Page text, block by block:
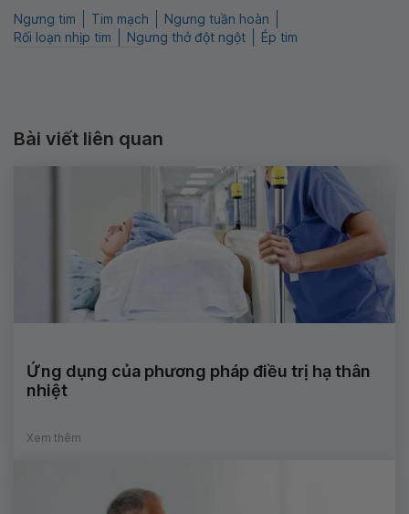
Ngưng tim Tim mạch
Ngưng tuần hoàn
Rối loạn nhịp tim
Ngưng thở đột ngột Ép tim
Bài viết liên quan
Ứng dụng của phương pháp điều trị hạ thân
nhiệt
Xem thêm